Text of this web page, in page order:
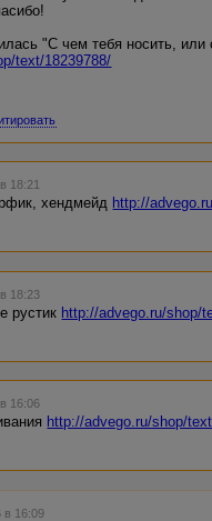
"С чем тебя носить,
text/18239788/
18:21
хендмейд http://
18:23
рустик http://advego.ru/shop/
16:06
http://advego.ru/shop/
в 16:09